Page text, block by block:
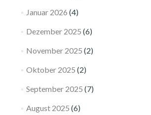
Januar 2026 (4)
Dezember 2025 (6)
November 2025 (2)
Oktober 2025 (2)
September 2025 (7)
August 2025 (6)